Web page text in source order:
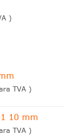
)
TVA )
10 mm
TVA )